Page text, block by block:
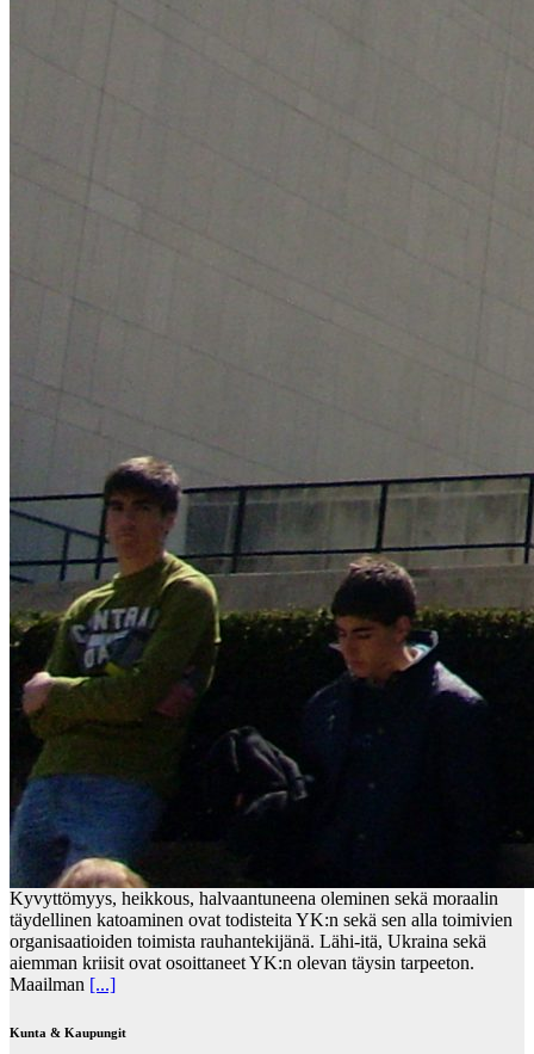
Kyvyttömyys, heikkous, halvaantuneena oleminen sekä moraalin
täydellinen katoaminen ovat todisteita YK:n sekä sen alla toimivien
organisaatioiden toimista rauhantekijänä. Lähi-itä, Ukraina sekä
aiemman kriisit ovat osoittaneet YK:n olevan täysin tarpeeton.
Maailman [...]
Kunta & Kaupungit